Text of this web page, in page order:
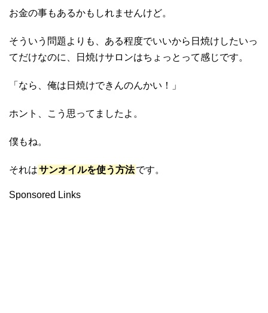
お金の事もあるかもしれませんけど。
そういう問題よりも、ある程度でいいから日焼けしたいっ
てだけなのに、日焼けサロンはちょっとって感じです。
「なら、俺は日焼けできんのんかい！」
ホント、こう思ってましたよ。
僕もね。
それはサンオイルを使う方法です。
Sponsored Links